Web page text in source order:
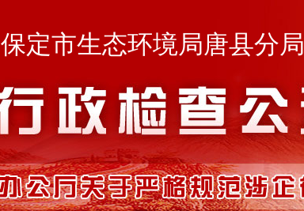
保定市生态环境局唐县分局